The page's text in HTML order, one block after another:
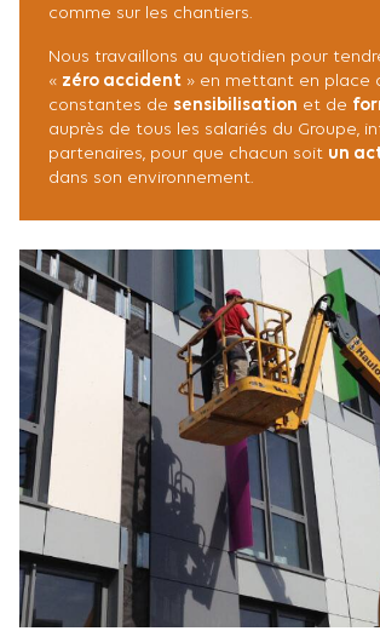
comme sur les chantiers.
Nous travaillons au quotidien pour
« zéro accident » en mettant en place
constantes desensibilisation et de
auprès de tous les salariés du Groupe,
partenaires, pour que chacun soit un
dans son environnement.